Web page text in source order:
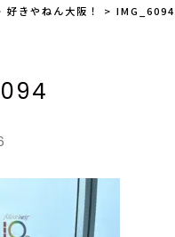
好きやねん大阪！ >IMG_6094